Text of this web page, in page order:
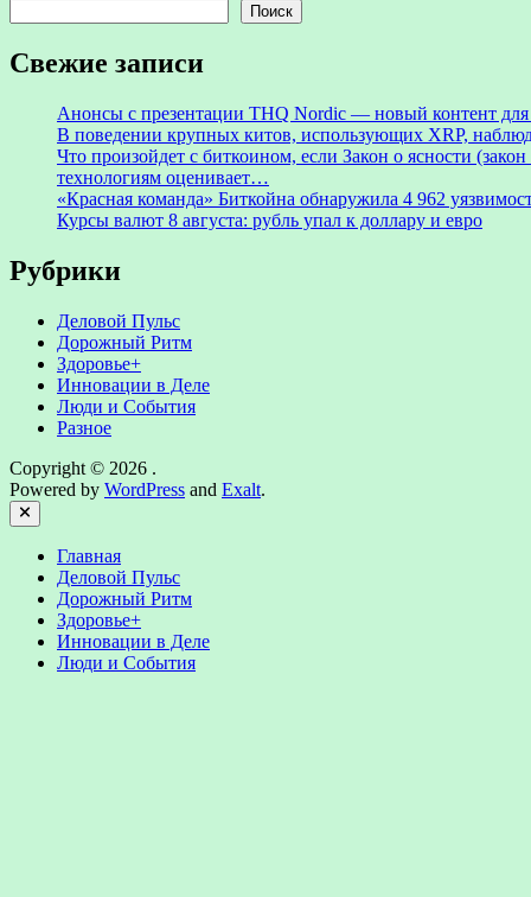
Поиск
Свежие записи
Анонсы с презентации THQ Nordic — новый контент для
В поведении крупных китов, использующих XRP,
Что произойдет с биткоином, если Закон о ясности
технологиям оценивает…
«Красная команда» Биткойна обнаружила 4 962
Курсы валют 8 августа: рубль упал к доллару и евро
Рубрики
Деловой Пульс
Дорожный Ритм
Здоровье+
Инновации в Деле
Люди и События
Разное
Copyright © 2026 .
Powered by WordPress and Exalt.
Close
Главная
Деловой Пульс
Дорожный Ритм
Здоровье+
Инновации в Деле
Люди и События